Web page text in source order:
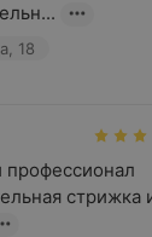
18
профессионал
стрижка